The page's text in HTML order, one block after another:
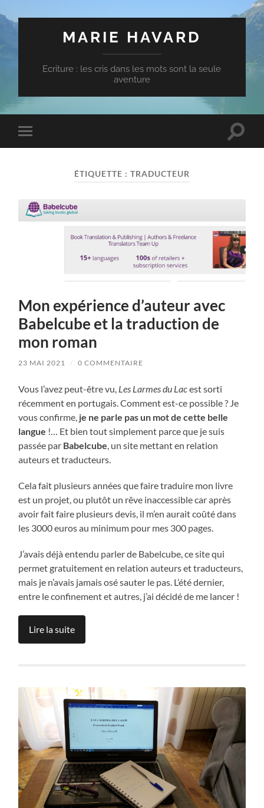
MARIE HAVARD
Ecriture : les cris dans les mots sont la seule
aventure
Toggle
mobile
Toggle
ÉTIQUETTE : TRADUCTEUR
Mon expérience d’auteur avec
Babelcube et la traduction de
mon roman
23 MAI 2021 / 0 COMMENTAIRE
Vous l’avez peut-être vu, Les Larmes du Lacest sorti
récemment en portugais. Comment est-ce possible ? Je
vous confirme, je ne parle pas un mot de cette belle
langue !… Et bien tout simplement parce que je suis
passée par Babelcube, un site mettant en relation
auteurs et traducteurs.
Cela fait plusieurs années que faire traduire mon livre
est un projet, ou plutôt un rêve inaccessible car après
avoir fait faire plusieurs devis, il m’en aurait coûté dans
les 3000 euros au minimum pour mes 300 pages.
J’avais déjà entendu parler de Babelcube, ce site qui
permet gratuitement en relation auteurs et traducteurs,
mais je n’avais jamais osé sauter le pas. L’été dernier,
entre le confinement et autres, j’ai décidé de me lancer !
Lire la suite